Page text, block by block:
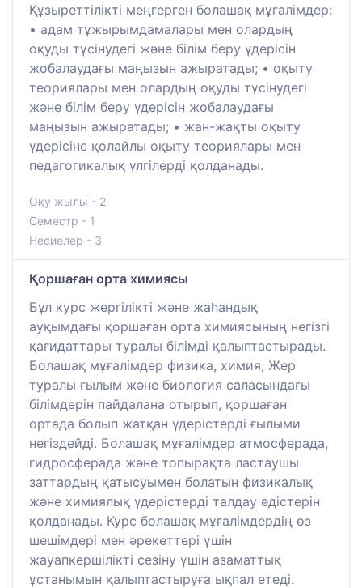
Құзыреттілікті меңгерген болашақ мұғалімдер:
• адам тұжырымдамалары мен олардың
оқуды түсінудегі және білім беру үдерісін
жобалаудағы маңызын ажыратады; • оқыту
теориялары мен олардың оқуды түсінудегі
және білім беру үдерісін жобалаудағы
маңызын ажыратады; • жан-жақты оқыту
үдерісіне қолайлы оқыту теориялары мен
педагогикалық үлгілерді қолданады.
Оқу жылы - 2
Семестр - 1
Несиелер - 3
Қоршаған орта химиясы
Бұл курс жергілікті және жаһандық
ауқымдағы қоршаған орта химиясының негізгі
қағидаттары туралы білімді қалыптастырады.
Болашақ мұғалімдер физика, химия, Жер
туралы ғылым және биология саласындағы
білімдерін пайдалана отырып, қоршаған
ортада болып жатқан үдерістерді ғылыми
негіздейді. Болашақ мұғалімдер атмосферада,
гидросферада және топырақта ластаушы
заттардың қатысуымен болатын физикалық
және химиялық үдерістерді талдау әдістерін
қолданады. Курс болашақ мұғалімдердің өз
шешімдері мен әрекеттері үшін
жауапкершілікті сезіну үшін азаматтық
ұстанымын қалыптастыруға ықпал етеді.